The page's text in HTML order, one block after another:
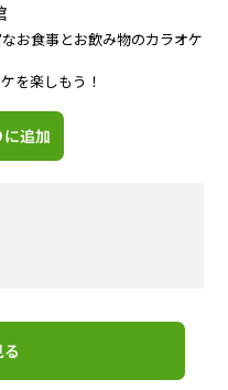
お食事とお飲み物のカラオケ
を楽しもう！
追加